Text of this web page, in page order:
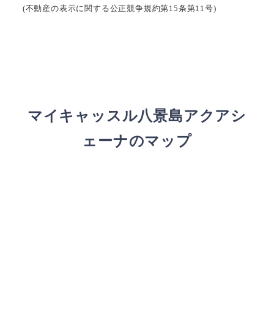
(不動産の表示に関する公正競争規約第15条第11号)
マイキャッスル八景島アクアシ
ェーナのマップ